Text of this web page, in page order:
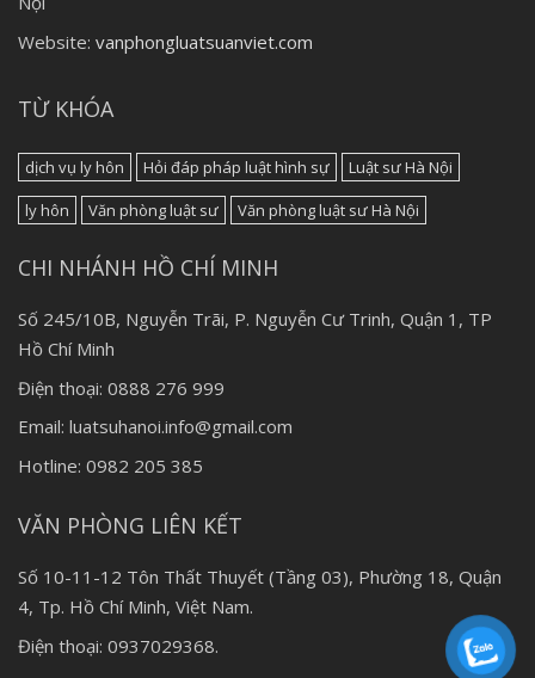
Website: vanphongluatsuanviet.com
TỪ KHÓA
dịch vụ ly hôn Hỏi đáp pháp luật hình sự
Luật sư Hà Nội
ly hôn
Văn phòng luật sư Văn phòng luật sư Hà Nội
CHI NHÁNH HỒ CHÍ MINH
Số 245/10B, Nguyễn Trãi, P. Nguyễn Cư Trinh, Quận 1, TP
Hồ Chí Minh
Điện thoại: 0888 276 999
Email: luatsuhanoi.info@gmail.com
Hotline: 0982 205 385
VĂN PHÒNG LIÊN KẾT
Số 10-11-12 Tôn Thất Thuyết (Tầng 03), Phường 18, Quận
4, Tp. Hồ Chí Minh, Việt Nam.
Điện thoại: 0937029368.